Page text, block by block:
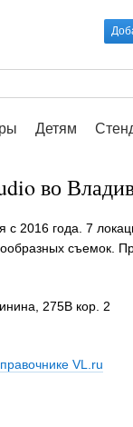
Детям
во
с 2016 года. 7
съемок.
275В кор. 2
VL.ru